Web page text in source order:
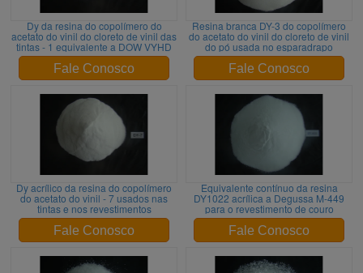
Dy da resina do copolímero do
acetato do vinil do cloreto de vinil das
tintas - 1 equivalente a DOW VYHD
Fale Conosco
Resina branca DY-3 do copolímero
do acetato do vinil do cloreto de vinil
do pó usada no esparadrapo
Fale Conosco
Dy acrílico da resina do copolímero
do acetato do vinil - 7 usados nas
tintas e nos revestimentos
Fale Conosco
Equivalente contínuo da resina
DY1022 acrílica a Degussa M-449
para o revestimento de couro
Fale Conosco